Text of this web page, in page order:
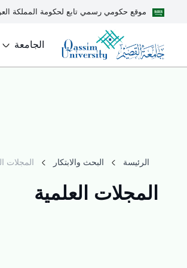
موقع حكومي رسمي تابع لحكومة المملكة
الجامعة
الرئيسة البحث والابتكار المجلات
المجلات العلمية